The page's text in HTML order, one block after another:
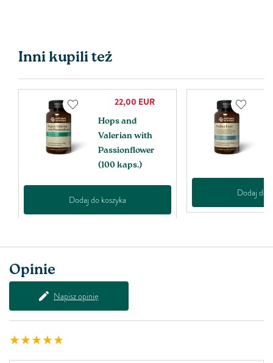
Inni kupili też
22,00 EUR
Hops and
Valerian with
Passionflower
(100 kaps.)
Dodaj do koszyka
Dodaj do
Opinie
Napisz opinię